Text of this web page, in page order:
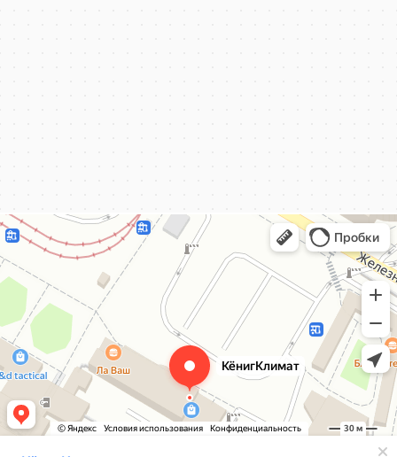
КёнигКлимат
Кондиционеры в Калининграде
Установка кондиционеров в Калининграде